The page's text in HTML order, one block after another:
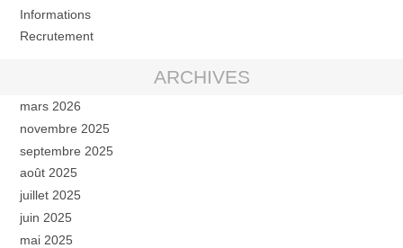
Informations
Recrutement
ARCHIVES
mars 2026
novembre 2025
septembre 2025
août 2025
juillet 2025
juin 2025
mai 2025